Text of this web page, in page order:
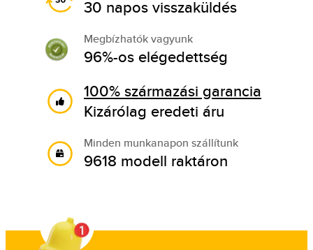
30 napos visszaküldés
Megbízhatók vagyunk
96%-os elégedettség
100% származási garancia
Kizárólag eredeti áru
Minden munkanapon szállítunk
9618 modell raktáron